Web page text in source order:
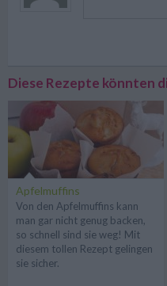
Diese Rezepte könnten
Apfelmuffins
Von den Apfelmuffins kann
man gar nicht genug backen,
so schnell sind sie weg! Mit
diesem tollen Rezept gelingen
sie sicher.